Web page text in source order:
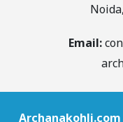
Email:
Archanakohli.com